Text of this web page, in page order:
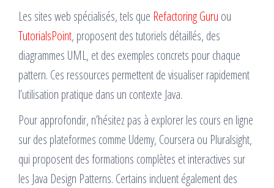
Les sites web spécialisés, tels que Refactoring Guru ou
TutorialsPoint, proposent des tutoriels détaillés, des
diagrammes UML, et des exemples concrets pour chaque
pattern. Ces ressources permettent de visualiser rapidement
l’utilisation pratique dans un contexte Java.
Pour approfondir, n’hésitez pas à explorer les cours en ligne
sur des plateformes comme Udemy, Coursera ou Pluralsight,
qui proposent des formations complètes et interactives sur
les Java Design Patterns. Certains incluent également des